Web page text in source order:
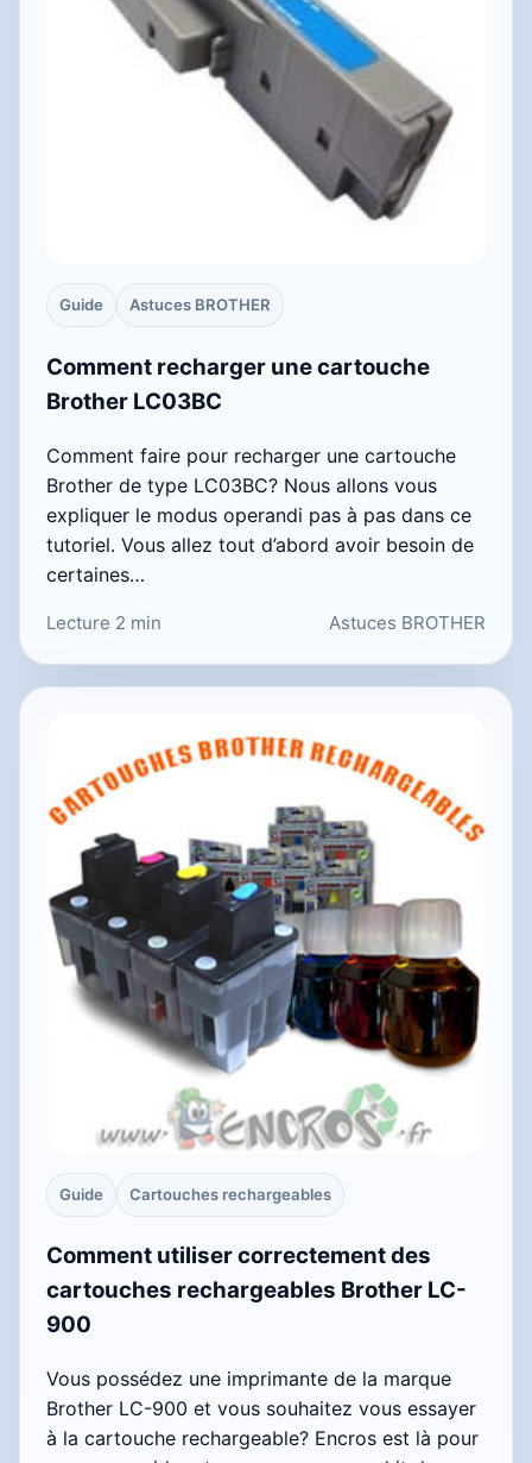
Guide Astuces BROTHER
Comment recharger une cartouche
Brother LC03BC
Comment faire pour recharger une cartouche
Brother de type LC03BC? Nous allons vous
expliquer le modus operandi pas à pas dans ce
tutoriel. Vous allez tout d’abord avoir besoin de
certaines…
Lecture 2 min Astuces BROTHER
Guide Cartouches rechargeables
Comment utiliser correctement des
cartouches rechargeables Brother LC-
900
Vous possédez une imprimante de la marque
Brother LC-900 et vous souhaitez vous essayer
à la cartouche rechargeable? Encros est là pour